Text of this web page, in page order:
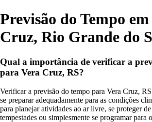
Previsão do Tempo
Cruz, Rio Grande do
Qual a importância de verificar a
para Vera Cruz, RS?
Verificar a previsão do tempo para Vera Cruz,
se preparar adequadamente para as condições
para planejar atividades ao ar livre, se proteger
tempestades ou simplesmente se programar para